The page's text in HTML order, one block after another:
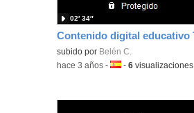
Contenido educativo.
subido por Belén C.
02′ 34″
-hace 3 años -Idioma:
-6 visualizaciones